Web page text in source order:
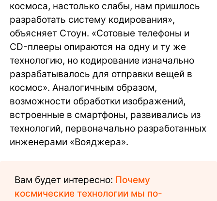
космоса, настолько слабы, нам пришлось
разработать систему кодирования»,
объясняет Стоун. «Сотовые телефоны и
CD-плееры опираются на одну и ту же
технологию, но кодирование изначально
разрабатывалось для отправки вещей в
космос». Аналогичным образом,
возможности обработки изображений,
встроенные в смартфоны, развивались из
технологий, первоначально разработанных
инженерами «Вояджера».
Вам будет интересно: Почему
космические технологии мы по-